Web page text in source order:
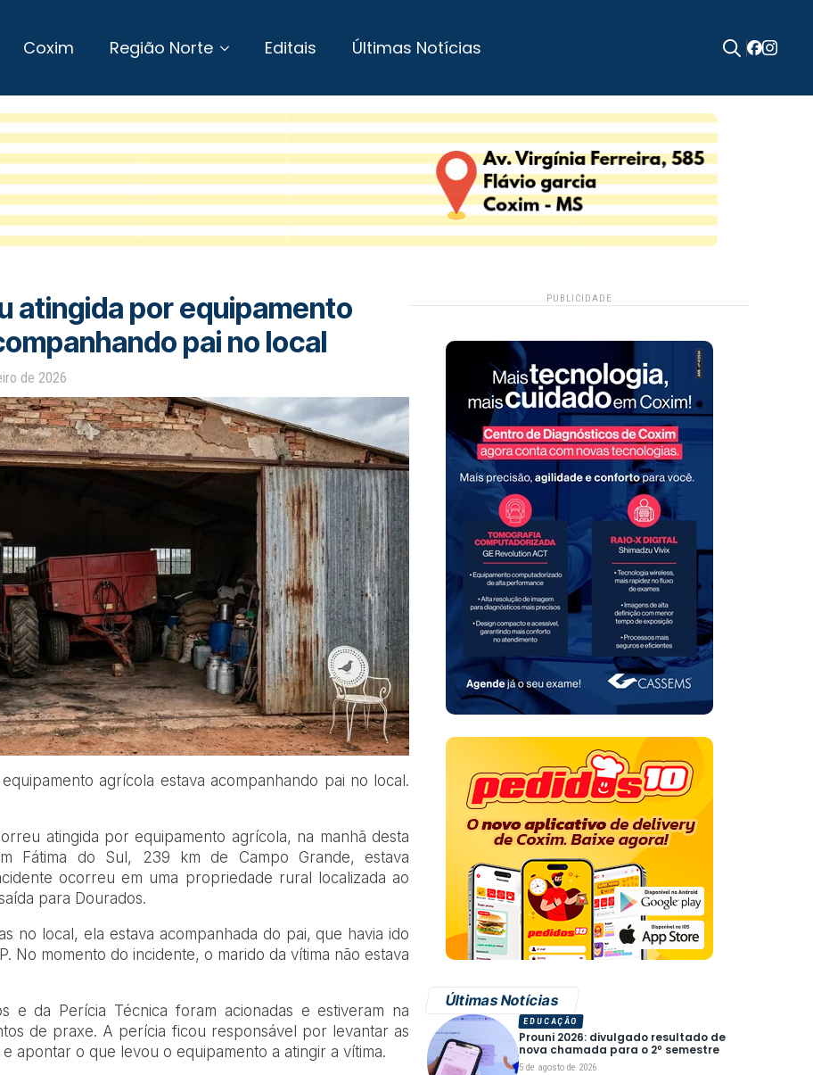
Coxim Região Norte Editais Últimas Notícias
atingida por equipamento
pai no local
de 2026
agrícola estava acompanhando pai no local.
atingida por equipamento agrícola, na manhã desta
Fátima do Sul, 239 km de Campo Grande, estava
ocorreu em uma propriedade rural localizada ao
para Dourados.
no local, ela estava acompanhada do pai, que havia ido
No momento do incidente, o marido da vítima não estava
e da Perícia Técnica foram acionadas e estiveram na
de praxe. A perícia ficou responsável por levantar as
apontar o que levou o equipamento a atingir a vítima.
PUBLICIDADE
Últimas Notícias
Prouni 2026: divulgado resultado de
nova chamada para o 2º semestre
5 de agosto de 2026
EDUCAÇÃO